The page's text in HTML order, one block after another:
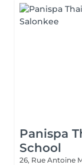
Panispa
School
26, Rue Antoine